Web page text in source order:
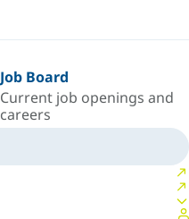
Job Board
Current job openings and
careers